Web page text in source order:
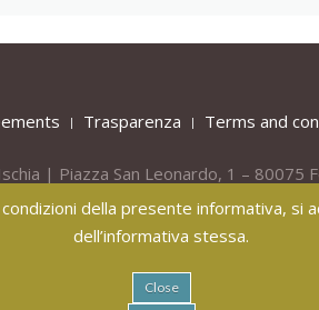
Trasparenza Terms and
| Piazza San Leonardo, 1 – 80075
+39 081 908436 -Mob. +39 331 809
della presente informativa, si
dell’informativa stessa.
Close